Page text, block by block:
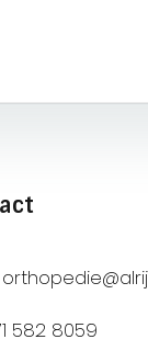
582 8059